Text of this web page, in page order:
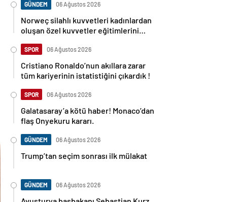
GÜNDEM 06 Ağustos 2026
Norweç silahlı kuvvetleri kadınlardan
oluşan özel kuvvetler eğitimlerini
SPOR 06 Ağustos 2026
Cristiano Ronaldo’nun akıllara zarar
tüm kariyerinin istatistiğini çıkardık !
SPOR 06 Ağustos 2026
Galatasaray’a kötü haber! Monaco’dan
flaş Onyekuru kararı.
GÜNDEM 06 Ağustos 2026
Trump’tan seçim sonrası ilk mülakat
GÜNDEM 06 Ağustos 2026